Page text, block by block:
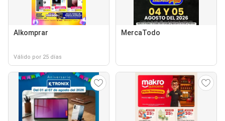
Alkomprar
Válido por 25 días
MercaTodo